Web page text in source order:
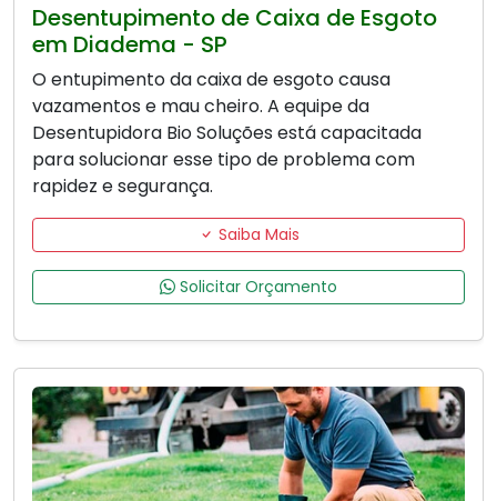
Desentupimento de Caixa de Esgoto
em Diadema - SP
O entupimento da caixa de esgoto causa
vazamentos e mau cheiro. A equipe da
Desentupidora Bio Soluções está capacitada
para solucionar esse tipo de problema com
rapidez e segurança.
Saiba Mais
Solicitar Orçamento